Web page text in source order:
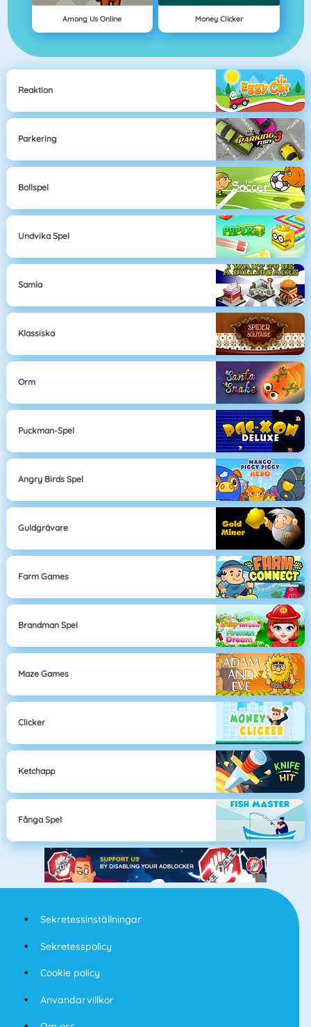
Among Us Online Money Clicker
Reaktion
Parkering
Bollspel
Undvika Spel
Samla
Klassiska
Orm
Puckman-Spel
Angry Birds Spel
Guldgrävare
Farm Games
Brandman Spel
Maze Games
Clicker
Ketchapp
Fånga Spel
Sekretessinställningar
Sekretesspolicy
Cookie policy
Anvandarvillkor